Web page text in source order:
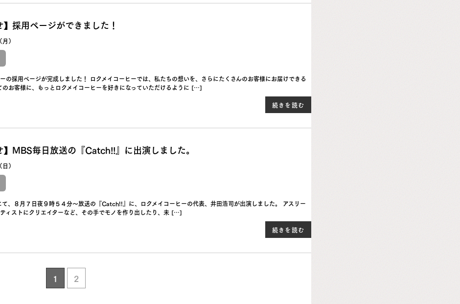
】採用ページができました！
）
の採用ページが完成しました！ ロクメイコーヒーでは、私たちの想いを、さらにたくさんのお客様にお届けできる
のお客様に、もっとロクメイコーヒーを好きになっていただけるように […]
続きを読む
】MBS毎日放送の『Catch!!』に出演しました。
）
、８月７日夜９時５４分～放送の『Catch!!』に、ロクメイコーヒーの代表、井田浩司が出演しました。 アスリー
ティストにクリエイターなど、その手でモノを作り出したり、未 […]
続きを読む
1 2